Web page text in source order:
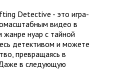
Detective - это игра-
видео в
жанре нуар с тайной
детективом и можете
превращаясь в
в следующую